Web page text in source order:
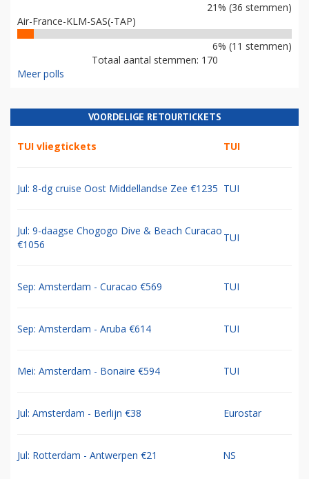
21% (36 stemmen)
Air-France-KLM-SAS(-TAP)
6% (11 stemmen)
Totaal aantal stemmen: 170
Meer polls
VOORDELIGE RETOURTICKETS
TUI vliegtickets TUI
Jul: 8-dg cruise Oost Middellandse Zee €1235 TUI
Jul: 9-daagse Chogogo Dive & Beach Curacao
€1056
TUI
Sep: Amsterdam - Curacao €569 TUI
Sep: Amsterdam - Aruba €614 TUI
Mei: Amsterdam - Bonaire €594 TUI
Jul: Amsterdam - Berlijn €38 Eurostar
Jul: Rotterdam - Antwerpen €21 NS